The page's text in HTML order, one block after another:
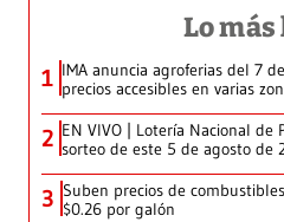
Lo
1 IMA anuncia agroferias del 7
precios accesibles en varias
2 EN VIVO | Lotería Nacional de
sorteo de este 5 de agosto de
3 Suben precios de
$0.26 por galón